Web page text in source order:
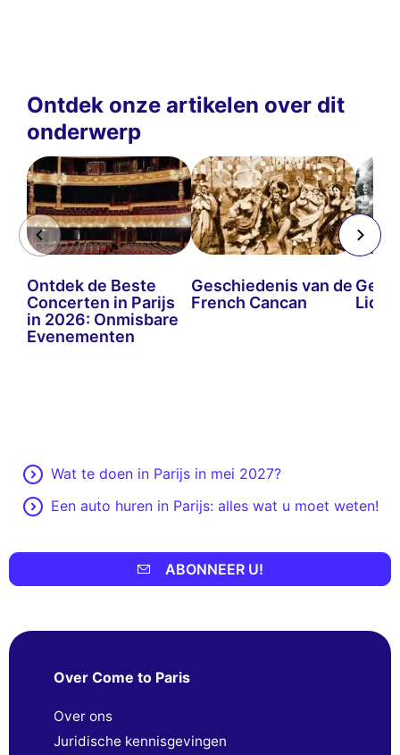
Ontdek onze artikelen over dit
onderwerp
Ontdek de Beste
Concerten in Parijs
in 2026: Onmisbare
Evenementen
Geschiedenis van de
French Cancan
Lido
Wat te doen in Parijs in mei 2027?
Een auto huren in Parijs: alles wat u moet weten!
ABONNEER U!
Over Come to Paris
Over ons
Juridische kennisgevingen